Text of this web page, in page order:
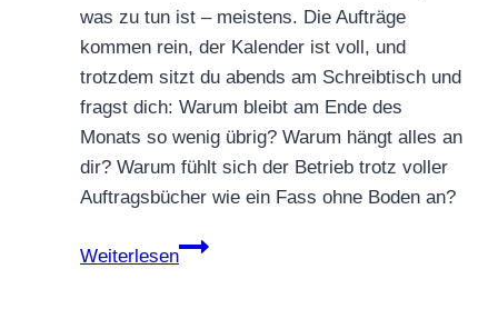
was zu tun ist – meistens. Die Aufträge
kommen rein, der Kalender ist voll, und
trotzdem sitzt du abends am Schreibtisch und
fragst dich: Warum bleibt am Ende des
Monats so wenig übrig? Warum hängt alles an
dir? Warum fühlt sich der Betrieb trotz voller
Auftragsbücher wie ein Fass ohne Boden an?
Weiterlesen
Unternehmerberater